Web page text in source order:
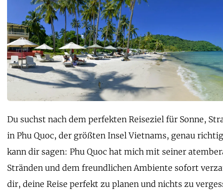
Du suchst nach dem perfekten Reiseziel für Sonne,
in Phu Quoc, der größten Insel Vietnams, genau
kann dir sagen: Phu Quoc hat mich mit seiner
Stränden und dem freundlichen Ambiente sofort
dir, deine Reise perfekt zu planen und nichts zu